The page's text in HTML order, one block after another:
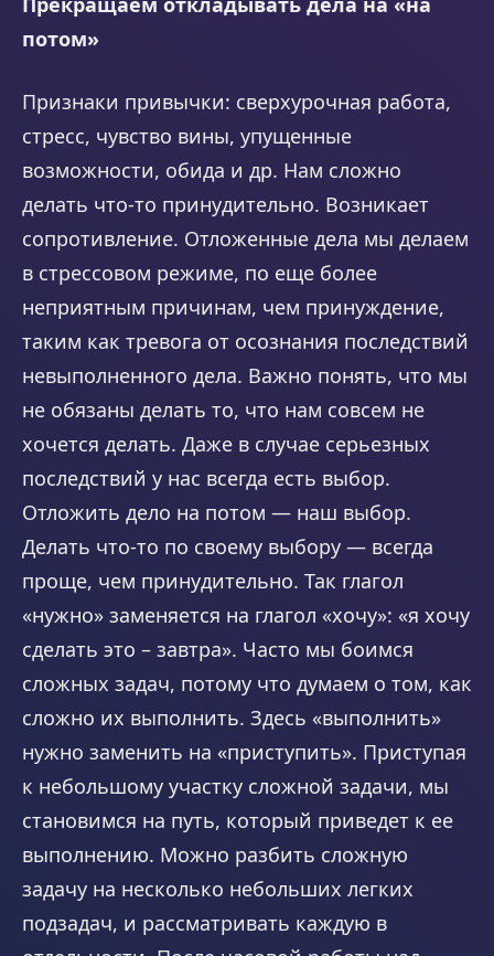
потом»
Признаки привычки: сверхурочная работа,
стресс, чувство вины, упущенные
возможности, обида и др. Нам сложно
делать что-то принудительно. Возникает
сопротивление. Отложенные дела мы делаем
в стрессовом режиме, по еще более
неприятным причинам, чем принуждение,
таким как тревога от осознания последствий
невыполненного дела. Важно понять, что мы
не обязаны делать то, что нам совсем не
хочется делать. Даже в случае серьезных
последствий у нас всегда есть выбор.
Отложить дело на потом — наш выбор.
Делать что-то по своему выбору — всегда
проще, чем принудительно. Так глагол
«нужно» заменяется на глагол «хочу»: «я хочу
сделать это – завтра». Часто мы боимся
сложных задач, потому что думаем о том, как
сложно их выполнить. Здесь «выполнить»
нужно заменить на «приступить». Приступая
к небольшому участку сложной задачи, мы
становимся на путь, который приведет к ее
выполнению. Можно разбить сложную
задачу на несколько небольших легких
подзадач, и рассматривать каждую в